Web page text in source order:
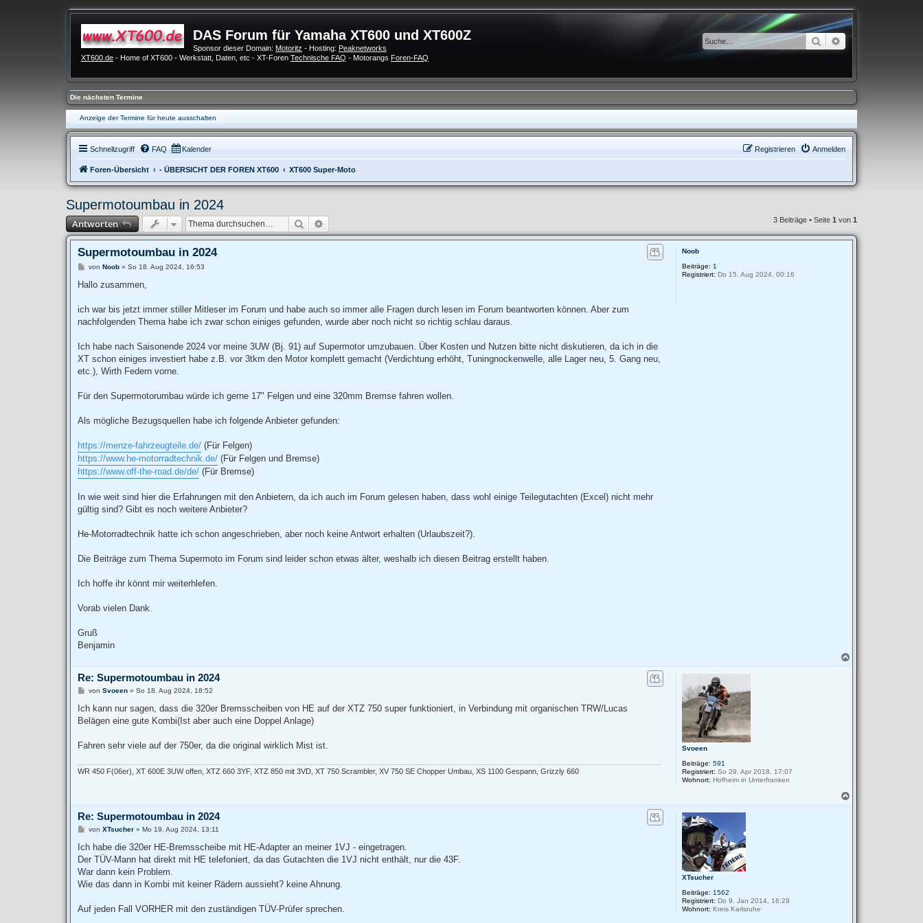
DAS Forum für Yamaha XT600 und XT600Z
Sponsor dieser Domain: Motoritz - Hosting: Peaknetworks
XT600.de - Home of XT600 - Werkstatt, Daten, etc - XT-Foren Technische FAQ - Motorangs Foren-FAQ
Suche Erweiterte Suche
Die nächsten Termine
Anzeige der Termine für heute ausschalten
Schnellzugriff FAQ Kalender Anmelden
Registrieren
Foren-Übersicht - ÜBERSICHT DER FOREN XT600 XT600 Super-Moto
Supermotoumbau in 2024
Antworten Suche 3 Beiträge • Seite 1 von 1
Noob
Beiträge: 1
Registriert: Do 15. Aug 2024, 00:16
Supermotoumbau in 2024
B
i
a
von Noob» So 18. Aug 2024, 16:53
Hallo zusammen,
ich war bis jetzt immer stiller Mitleser im Forum und habe auch so immer alle Fragen durch lesen im Forum beantworten können. Aber zum
nachfolgenden Thema habe ich zwar schon einiges gefunden, wurde aber noch nicht so richtig schlau daraus.
Ich habe nach Saisonende 2024 vor meine 3UW (Bj. 91) auf Supermotor umzubauen. Über Kosten und Nutzen bitte nicht diskutieren, da ich in die
XT schon einiges investiert habe z.B. vor 3tkm den Motor komplett gemacht (Verdichtung erhöht, Tuningnockenwelle, alle Lager neu, 5. Gang neu,
etc.), Wirth Federn vorne.
Für den Supermotorumbau würde ich gerne 17" Felgen und eine 320mm Bremse fahren wollen.
Als mögliche Bezugsquellen habe ich folgende Anbieter gefunden:
https://menze-fahrzeugteile.de/ (Für Felgen)
https://www.he-motorradtechnik.de/ (Für Felgen und Bremse)
https://www.off-the-road.de/de/ (Für Bremse)
In wie weit sind hier die Erfahrungen mit den Anbietern, da ich auch im Forum gelesen haben, dass wohl einige Teilegutachten (Excel) nicht mehr
gültig sind? Gibt es noch weitere Anbieter?
He-Motorradtechnik hatte ich schon angeschrieben, aber noch keine Antwort erhalten (Urlaubszeit?).
Die Beiträge zum Thema Supermoto im Forum sind leider schon etwas älter, weshalb ich diesen Beitrag erstellt haben.
Ich hoffe ihr könnt mir weiterhlefen.
Vorab vielen Dank.
Gruß
Benjamin
a
Svoeen
Beiträge: 591
Registriert: So 29. Apr 2018, 17:07
Wohnort: Hofheim in Unterfranken
Re: Supermotoumbau in 2024
B
i
r
von Svoeen» So 18. Aug 2024, 18:52
Ich kann nur sagen, dass die 320er Bremsscheiben von HE auf der XTZ 750 super funktioniert, in Verbindung mit organischen TRW/Lucas
Belägen eine gute Kombi(Ist aber auch eine Doppel Anlage)
Fahren sehr viele auf der 750er, da die original wirklich Mist ist.
WR 450 F(06er), XT 600E 3UW offen, XTZ 660 3YF, XTZ 850 mit 3VD, XT 750 Scrambler, XV 750 SE Chopper Umbau, XS 1100 Gespann, Grizzly 660
a
XTsucher
Beiträge: 1562
Registriert: Do 9. Jan 2014, 16:29
Wohnort: Kreis Karlsruhe
Re: Supermotoumbau in 2024
B
i
r
a
von XTsucher» Mo 19. Aug 2024, 13:11
Ich habe die 320er HE-Bremsscheibe mit HE-Adapter an meiner 1VJ - eingetragen.
Der TÜV-Mann hat direkt mit HE telefoniert, da das Gutachten die 1VJ nicht enthält, nur die 43F.
War dann kein Problem.
Wie das dann in Kombi mit keiner Rädern aussieht? keine Ahnung.
Auf jeden Fall VORHER mit den zuständigen TÜV-Prüfer sprechen.